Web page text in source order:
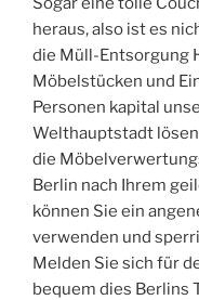
heraus, also ist es
die Müll-Entsorgung
Möbelstücken und
Personen kapital
Welthauptstadt
die
Berlin nach Ihrem
können Sie ein
verwenden und
Melden Sie sich für
bequem dies Berlins